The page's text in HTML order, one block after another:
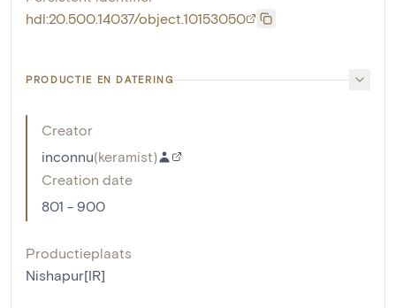
hdl:20.500.14037/object.10153050
PRODUCTIE EN DATERING
Creator
inconnu(keramist)
Creation date
801 - 900
Productieplaats
Nishapur[IR]